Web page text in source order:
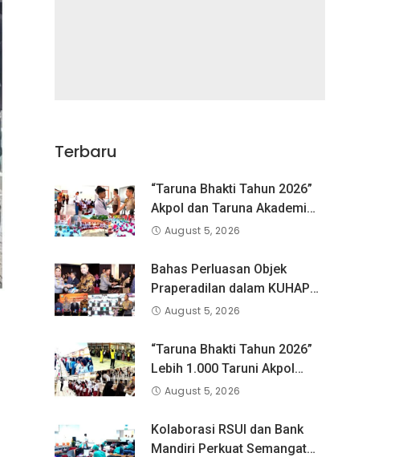
Terbaru
“Taruna Bhakti Tahun 2026”
Akpol dan Taruna Akademi
TNI Dampingi Siswa di 73
August 5, 2026
Bahas Perluasan Objek
Praperadilan dalam KUHAP
Baru, Waka Polda Metro Jaya
August 5, 2026
“Taruna Bhakti Tahun 2026”
Lebih 1.000 Taruni Akpol
Perkuat Pembentukan
Rakyat
August 5, 2026
Kolaborasi RSUI dan Bank
Mandiri Perkuat Semangat